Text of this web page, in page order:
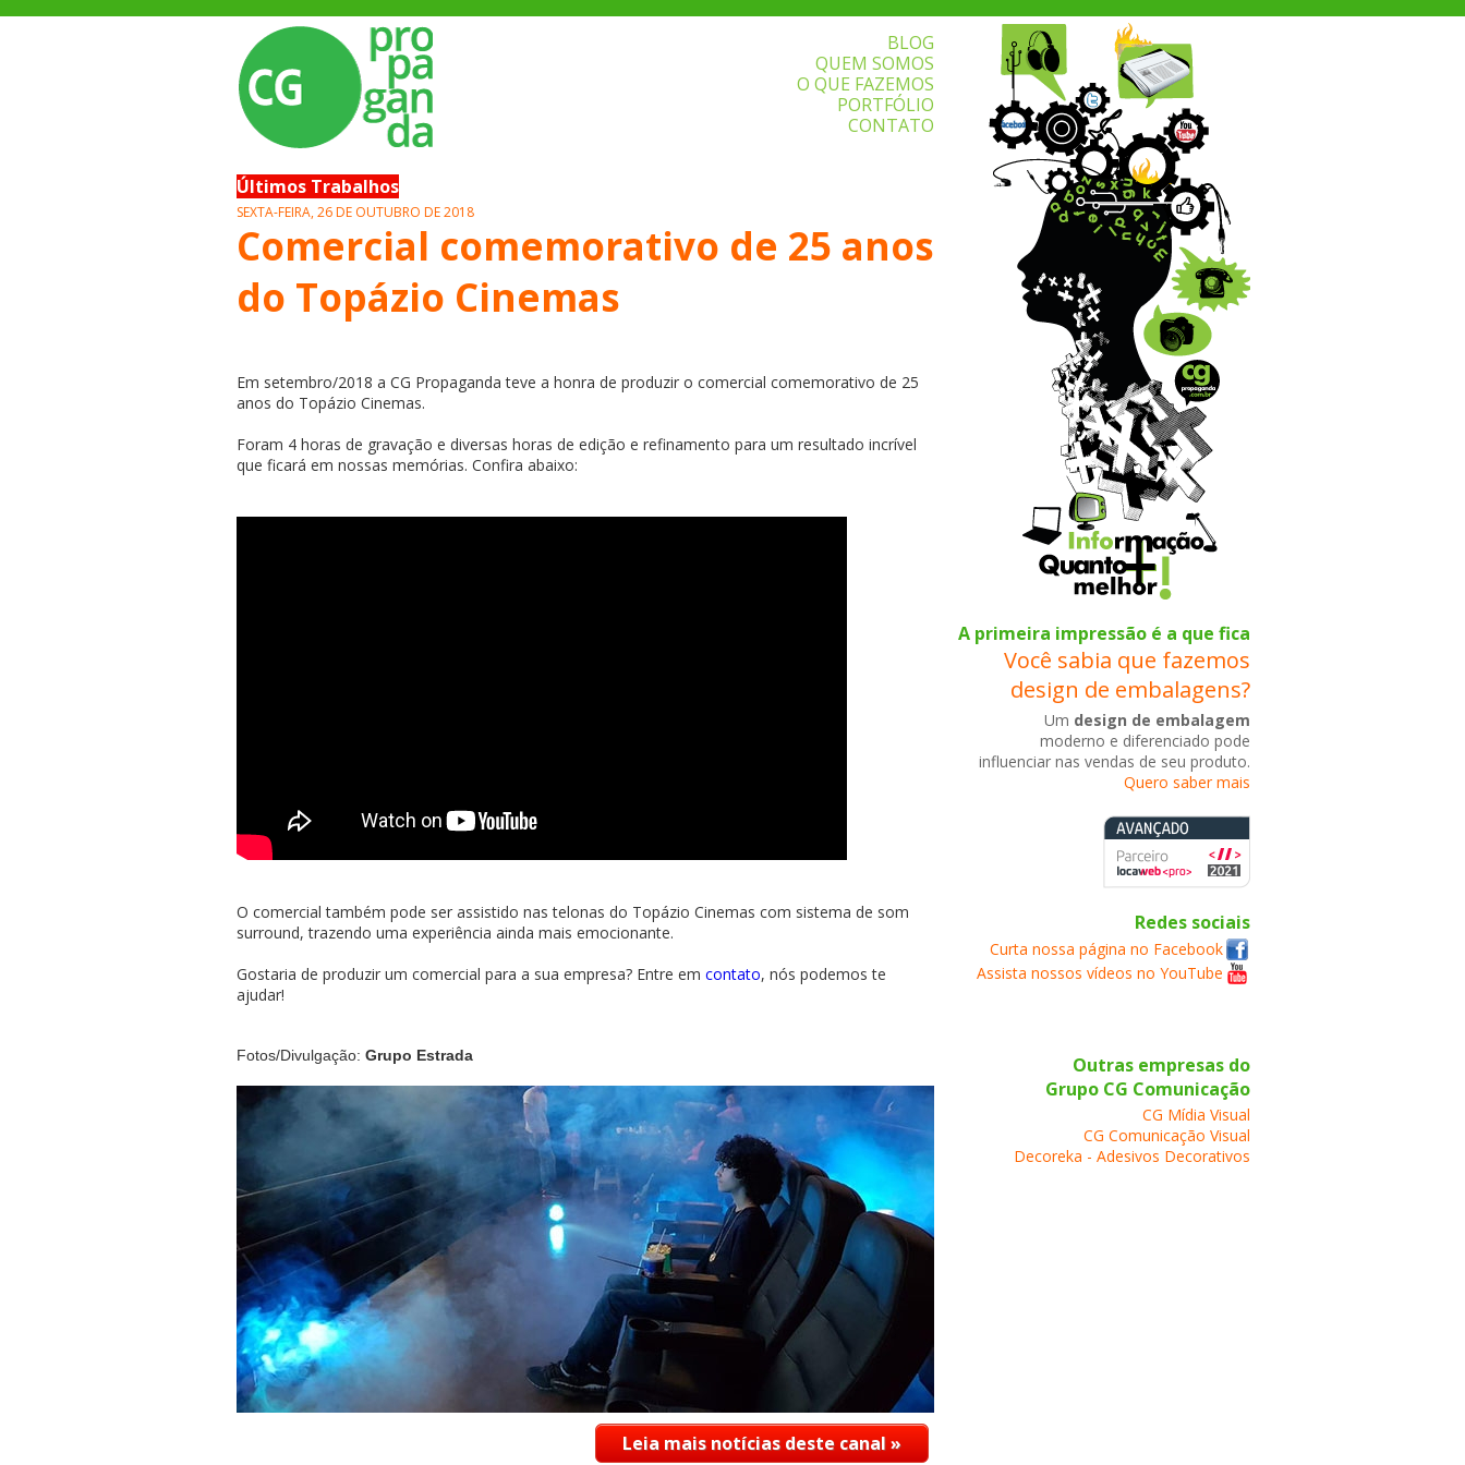
BLOG
QUEM SOMOS
O QUE FAZEMOS
PORTFÓLIO
CONTATO
A primeira impressão é a que fica
Você sabia que fazemos
design de embalagens?
Um design de embalagem
moderno e diferenciado pode
influenciar nas vendas de seu produto.
Quero saber mais
Redes sociais
Curta nossa página no Facebook
Assista nossos vídeos no YouTube
Outras empresas do
Grupo CG Comunicação
CG Mídia Visual
CG Comunicação Visual
Decoreka - Adesivos Decorativos
Últimos Trabalhos
SEXTA-FEIRA, 26 DE OUTUBRO DE 2018
Comercial comemorativo de 25 anos
do Topázio Cinemas
Em setembro/2018 a CG Propaganda teve a honra de produzir o comercial comemorativo de 25
anos do Topázio Cinemas.
Foram 4 horas de gravação e diversas horas de edição e refinamento para um resultado incrível
que ficará em nossas memórias. Confira abaixo:
O comercial também pode ser assistido nas telonas do Topázio Cinemas com sistema de som
surround, trazendo uma experiência ainda mais emocionante.
Gostaria de produzir um comercial para a sua empresa? Entre em contato, nós podemos te
ajudar!
Fotos/Divulgação: Grupo Estrada
Leia mais notícias deste canal »